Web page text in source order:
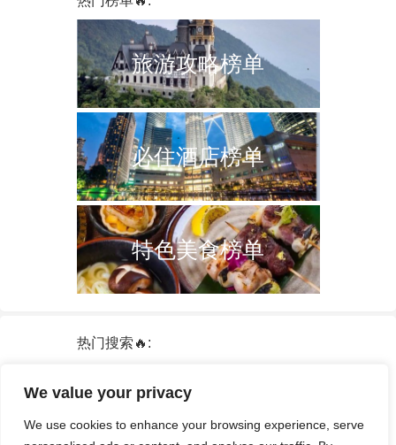
We value your privacy
We use cookies to enhance your browsing experience, serve
旅游攻略榜单
必住酒店榜单
特色美食榜单
热门搜索🔥:
泰国
中国 火车票
签证
酒店